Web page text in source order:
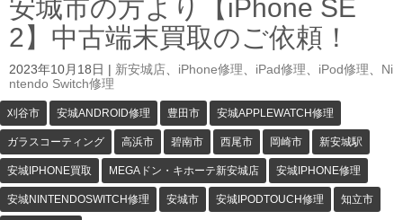
安城市の方より【iPhone SE
2】中古端末買取のご依頼！
2023年10月18日 新安城店 iPhone修理 iPad修理 iPod修理
Ni
ntendo Switch修理
刈谷市 安城ANDROID修理 豊田市 安城APPLEWATCH修理
ガラスコーティング 高浜市 碧南市 西尾市 岡崎市 新安城駅
安城IPHONE買取 MEGAドン・キホーテ新安城店 安城IPHONE修理
安城NINTENDOSWITCH修理 安城市 安城IPODTOUCH修理 知立市